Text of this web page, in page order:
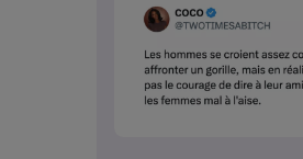
PASSWORD*